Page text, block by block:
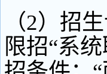
（2）招
限招“系